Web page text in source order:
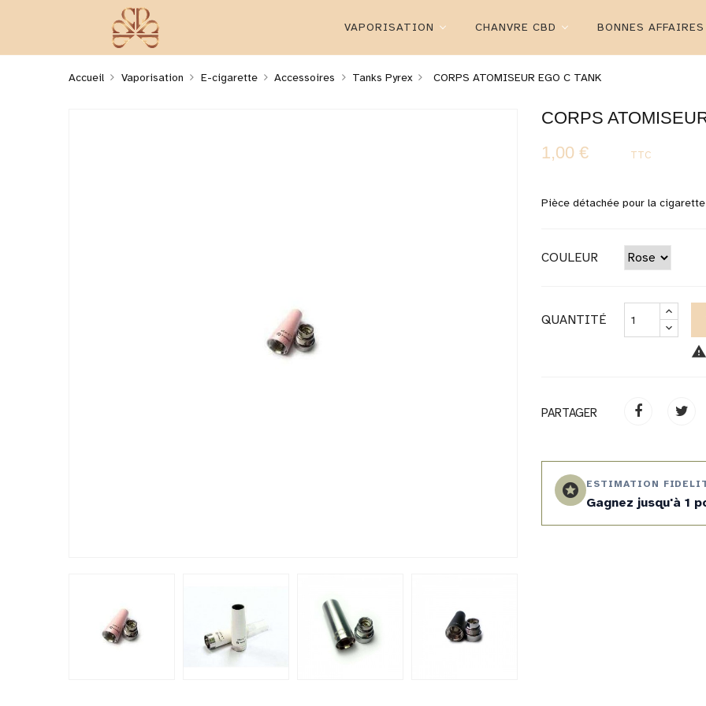
VAPORISATION CHANVRE CBD BONNES AFFAIRES
Accueil Vaporisation E-cigarette Accessoires Tanks Pyrex CORPS ATOMISEUR EGO C TANK
CORPS
1,00 €
TTC
Pièce détachée pour la
COULEUR
QUANTITÉ

PARTAGER
stars ESTIMATION
Gagnez jusqu'à 1